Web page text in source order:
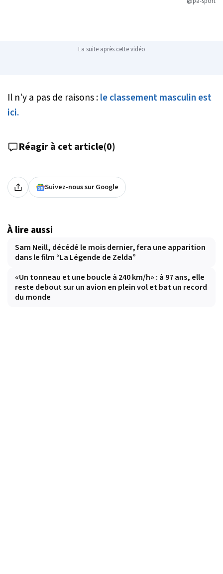
La suite après cette vidéo
Il n'y a pas de raisons :le classement masculin est
ici.
Réagir à cet article(0)
Suivez-nous sur Google
À lire aussi
Sam Neill, décédé le mois dernier, fera une apparition
dans le film “La Légende de Zelda”
«Un tonneau et une boucle à 240 km/h» : à 97 ans, elle
reste debout sur un avion en plein vol et bat un record
du monde